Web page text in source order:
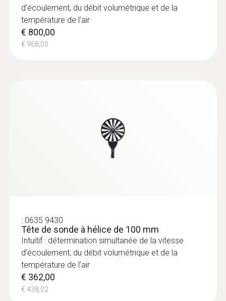
d’écoulement, du débit volumétrique et de la
température de l’air
€ 800,00
€ 968,00
: 0635 9430
Tête de sonde à hélice de 100 mm
Intuitif : détermination simultanée de la vitesse
d’écoulement, du débit volumétrique et de la
température de l’air
€ 362,00
€ 438,02